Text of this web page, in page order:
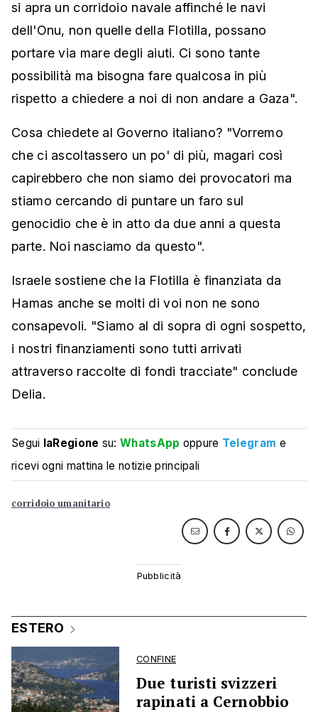
si apra un corridoio navale affinché le navi
dell'Onu, non quelle della Flotilla, possano
portare via mare degli aiuti. Ci sono tante
possibilità ma bisogna fare qualcosa in più
rispetto a chiedere a noi di non andare a Gaza".
Cosa chiedete al Governo italiano? "Vorremo
che ci ascoltassero un po' di più, magari così
capirebbero che non siamo dei provocatori ma
stiamo cercando di puntare un faro sul
genocidio che è in atto da due anni a questa
parte. Noi nasciamo da questo".
Israele sostiene che la Flotilla è finanziata da
Hamas anche se molti di voi non ne sono
consapevoli. "Siamo al di sopra di ogni sospetto,
i nostri finanziamenti sono tutti arrivati
attraverso raccolte di fondi tracciate" conclude
Delia.
Segui laRegione su:WhatsApp oppure Telegram e
ricevi ogni mattina le notizie principali
corridoio umanitario
ESTERO
CONFINE
Due turisti svizzeri
rapinati a Cernobbio